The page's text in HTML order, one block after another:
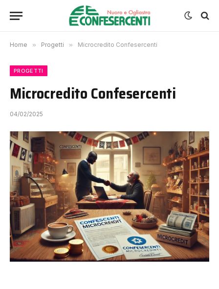
Home » Progetti » Microcredito Confesercenti
PROGETTI
Microcredito Confesercenti
04/02/2025